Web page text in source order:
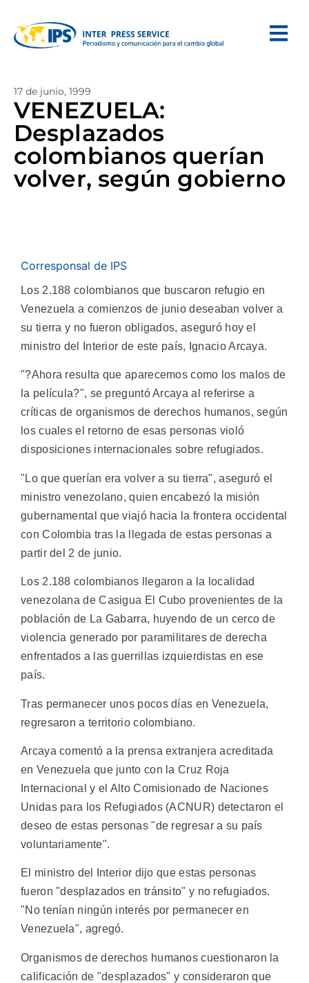
17 de junio, 1999
VENEZUELA:
Desplazados
colombianos querían
volver, según gobierno
Corresponsal de IPS
Los 2.188 colombianos que buscaron refugio en
Venezuela a comienzos de junio deseaban volver a
su tierra y no fueron obligados, aseguró hoy el
ministro del Interior de este país, Ignacio Arcaya.
"?Ahora resulta que aparecemos como los malos de
la película?", se preguntó Arcaya al referirse a
críticas de organismos de derechos humanos, según
los cuales el retorno de esas personas violó
disposiciones internacionales sobre refugiados.
"Lo que querían era volver a su tierra", aseguró el
ministro venezolano, quien encabezó la misión
gubernamental que viajó hacia la frontera occidental
con Colombia tras la llegada de estas personas a
partir del 2 de junio.
Los 2.188 colombianos llegaron a la localidad
venezolana de Casigua El Cubo provenientes de la
población de La Gabarra, huyendo de un cerco de
violencia generado por paramilitares de derecha
enfrentados a las guerrillas izquierdistas en ese
país.
Tras permanecer unos pocos días en Venezuela,
regresaron a territorio colombiano.
Arcaya comentó a la prensa extranjera acreditada
en Venezuela que junto con la Cruz Roja
Internacional y el Alto Comisionado de Naciones
Unidas para los Refugiados (ACNUR) detectaron el
deseo de estas personas "de regresar a su país
voluntariamente".
El ministro del Interior dijo que estas personas
fueron "desplazados en tránsito" y no refugiados.
"No tenían ningún interés por permanecer en
Venezuela", agregó.
Organismos de derechos humanos cuestionaron la
calificación de "desplazados" y consideraron que